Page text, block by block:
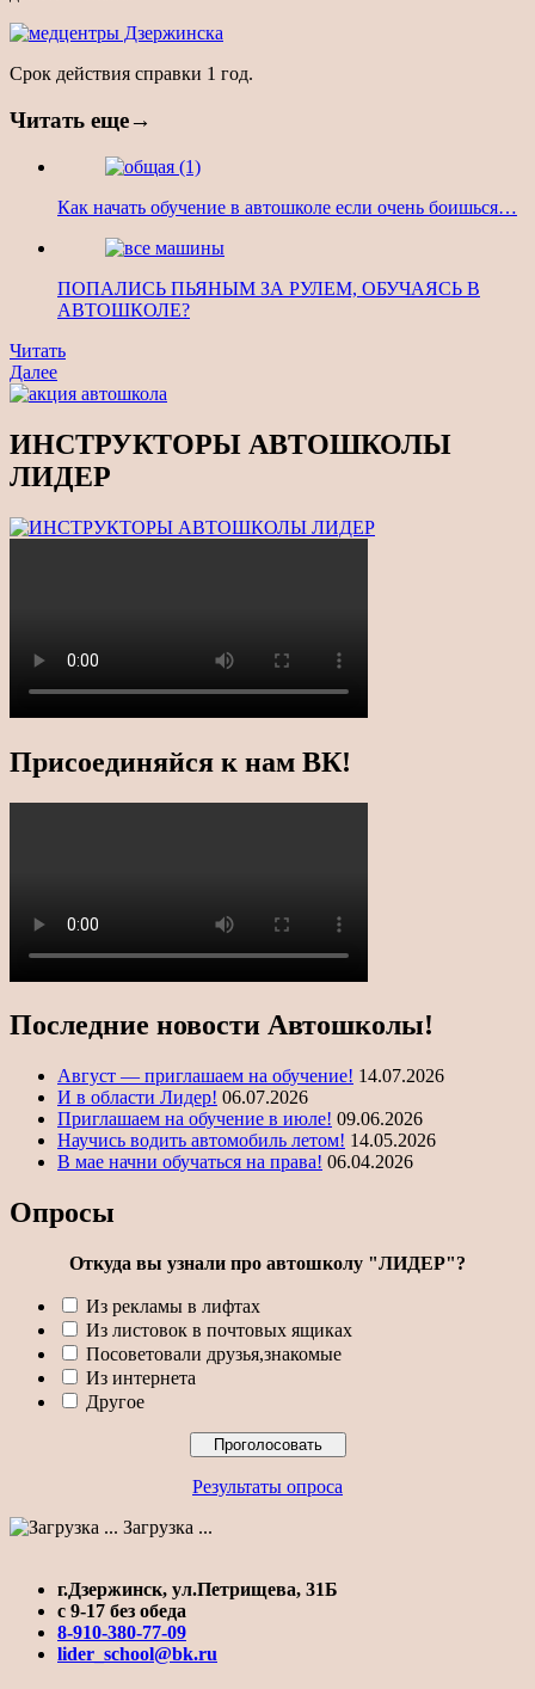
Срок действия справки 1 год.
Читать еще→
Как начать обучение в автошколе если очень боишься…
ПОПАЛИСЬ ПЬЯНЫМ ЗА РУЛЕМ, ОБУЧАЯСЬ В
АВТОШКОЛЕ?
Навигация
по
Предыдущая
новость
Читать
Читать
еще
Далее
ИНСТРУКТОРЫ АВТОШКОЛЫ
ЛИДЕР
Присоединяйся к нам ВК!
Последние новости Автошколы!
Август — приглашаем на обучение! 14.07.2026
И в области Лидер! 06.07.2026
Приглашаем на обучение в июле! 09.06.2026
Научись водить автомобиль летом! 14.05.2026
В мае начни обучаться на права! 06.04.2026
Опросы
Откуда вы узнали про автошколу "ЛИДЕР"?
Из рекламы в лифтах
Из листовок в почтовых ящиках
Посоветовали друзья,знакомые
Из интернета
Другое
Результаты опроса
Загрузка ...
г.Дзержинск, ул.Петрищева, 31Б
с 9-17 без обеда
8-910-380-77-09
lider_school@bk.ru